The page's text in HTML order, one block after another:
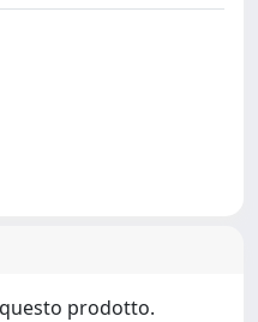
prodotto.